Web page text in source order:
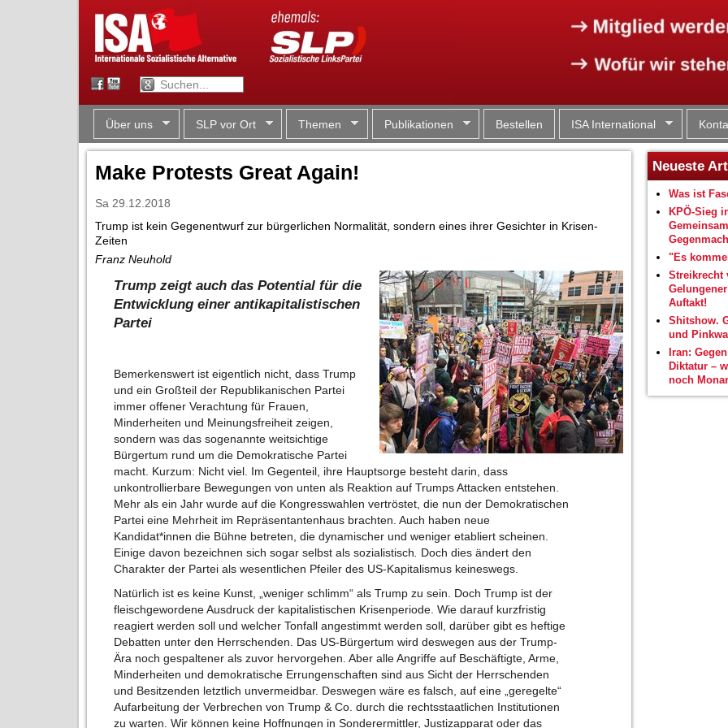
Über uns SLP vor Ort Themen Publikationen Bestellen ISA International
Make Protests Great Again!
Sa 29.12.2018
Trump ist kein Gegenentwurf zur bürgerlichen Normalität, sondern eines ihrer Gesichter in Krisen-
Zeiten
Franz Neuhold
Trump zeigt auch das Potential für die
Entwicklung einer antikapitalistischen
Partei
Bemerkenswert ist eigentlich nicht, dass Trump
und ein Großteil der Republikanischen Partei
immer offener Verachtung für Frauen,
Minderheiten und Meinungsfreiheit zeigen,
sondern was das sogenannte weitsichtige
Bürgertum rund um die Demokratische Partei
macht. Kurzum: Nicht viel. Im Gegenteil, ihre Hauptsorge besteht darin, dass
unkontrollierbare Bewegungen von unten als Reaktion auf Trumps Attacken entstehen.
Mehr als ein Jahr wurde auf die Kongresswahlen vertröstet, die nun der Demokratischen
Partei eine Mehrheit im Repräsentantenhaus brachten. Auch haben neue
Kandidat*innen die Bühne betreten, die dynamischer und weniger etabliert scheinen.
Einige davon bezeichnen sich sogar selbst als sozialistisch. Doch dies ändert den
Charakter der Partei als wesentlichen Pfeiler des US-Kapitalismus keineswegs.
Natürlich ist es keine Kunst, „weniger schlimm“ als Trump zu sein. Doch Trump ist der
fleischgewordene Ausdruck der kapitalistischen Krisenperiode. Wie darauf kurzfristig
reagiert werden soll und welcher Tonfall angestimmt werden soll, darüber gibt es heftige
Debatten unter den Herrschenden. Das US-Bürgertum wird deswegen aus der Trump-
Ära noch gespaltener als zuvor hervorgehen. Aber alle Angriffe auf Beschäftigte, Arme,
Minderheiten und demokratische Errungenschaften sind aus Sicht der Herrschenden
und Besitzenden letztlich unvermeidbar. Deswegen wäre es falsch, auf eine „geregelte“
Aufarbeitung der Verbrechen von Trump & Co. durch die rechtsstaatlichen Institutionen
zu warten. Wir können keine Hoffnungen in Sonderermittler, Justizapparat oder das
Neueste
Was ist
KPÖ-Sieg
"Es
Streikrecht
Auftakt!
Shitshow.
und
Iran:
Diktatur –
noch